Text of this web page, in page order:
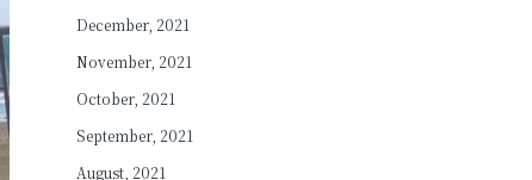
December, 2021
November, 2021
October, 2021
September, 2021
August, 2021